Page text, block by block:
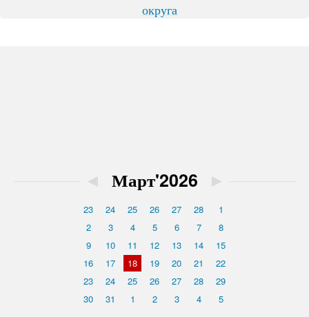
округа
◄ Март'2026 ►
23 24 25 26 27 28
1
2
3 4 5 6 7
8
9
10 11 12 13 14
15
16
17 18 19 20 21
22
23
24 25 26 27 28
29
30
31 1 2 3 4 5